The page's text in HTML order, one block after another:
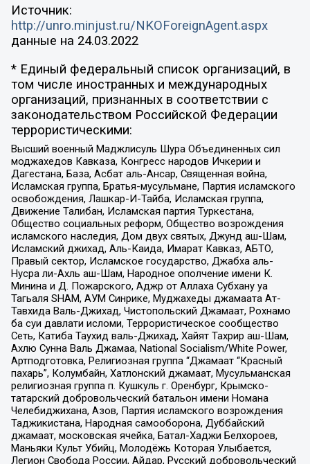
Источник:
http://unro.minjust.ru/NKOForeignAgent.aspx
данные на 24.03.2022
* Единый федеральный список организаций, в
том числе иностранных и международных
организаций, признанных в соответствии с
законодательством Российской Федерации
террористическими:
Высший военный Маджлисуль Шура Объединенных сил
моджахедов Кавказа, Конгресс народов Ичкерии и
Дагестана, База, Асбат аль-Ансар, Священная война,
Исламская группа, Братья-мусульмане, Партия исламского
освобождения, Лашкар-И-Тайба, Исламская группа,
Движение Талибан, Исламская партия Туркестана,
Общество социальных реформ, Общество возрождения
исламского наследия, Дом двух святых, Джунд аш-Шам,
Исламский джихад, Аль-Каида, Имарат Кавказ, АБТО,
Правый сектор, Исламское государство, Джабха аль-
Нусра ли-Ахль аш-Шам, Народное ополчение имени К.
Минина и Д. Пожарского, Аджр от Аллаха Субхану уа
Тагьаля SHAM, АУМ Синрике, Муджахеды джамаата Ат-
Тавхида Валь-Джихад, Чистопольский Джамаат, Рохнамо
ба суи давлати исломи, Террористическое сообщество
Сеть, Катиба Таухид валь-Джихад, Хайят Тахрир аш-Шам,
Ахлю Сунна Валь Джамаа, National Socialism/White Power,
Артподготовка, Религиозная группа “Джамаат “Красный
пахарь”, Колумбайн, Хатлонский джамаат, Мусульманская
религиозная группа п. Кушкуль г. Оренбург, Крымско-
татарский добровольческий батальон имени Номана
Челебиджихана, Азов, Партия исламского возрождения
Таджикистана, Народная самооборона, Дуббайский
джамаат, московская ячейка, Батал-Хаджи Белхороев,
Маньяки Культ Убийц, Молодёжь Которая Улыбается,
Легион Свобода России, Айдар, Русский добровольческий